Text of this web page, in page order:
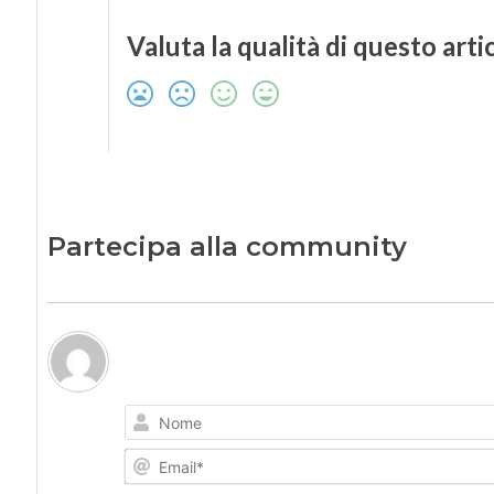
Valuta la qualità di questo
Partecipa alla community